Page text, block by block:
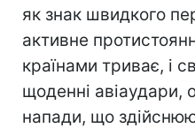
як знак швидкого
активне
країнами триває, і
щоденні авіаудари,
напади, що